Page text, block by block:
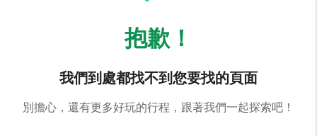
抱歉！
我們到處都找不到您要找的頁面
別擔心，還有更多好玩的行程，跟著我們一起探索吧！